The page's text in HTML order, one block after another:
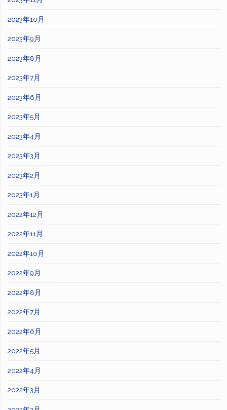
2023年10月
2023年9月
2023年8月
2023年7月
2023年6月
2023年5月
2023年4月
2023年3月
2023年2月
2023年1月
2022年12月
2022年11月
2022年10月
2022年9月
2022年8月
2022年7月
2022年6月
2022年5月
2022年4月
2022年3月